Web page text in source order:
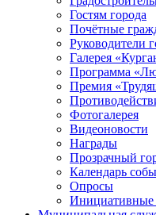
Гостям города
Почётные
Руководители
Галерея
Программа
Премия
Фотогалерея
Видеоновости
Награды
Прозрачный
Календарь
Опросы
Инициативные